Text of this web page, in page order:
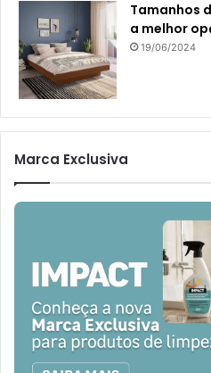
Tamanhos
a melhor
19/06/2024
Marca Exclusiva